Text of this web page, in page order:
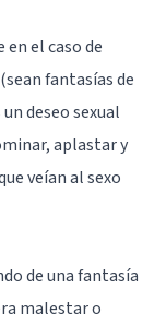
el caso de
fantasías de
deseo sexual
aplastar y
veían al sexo
de una fantasía
malestar o